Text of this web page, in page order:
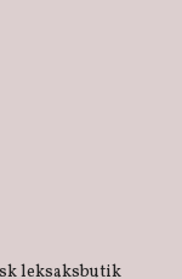
leksaksbutik